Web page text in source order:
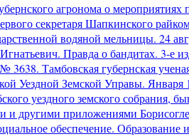
агронома о
секретаря Шапкинского
водяной мельницы. 24
Правда о бандитах. 3-е
3638. Тамбовская губернская
Уездной Земской Управы. Января
уездного земского собрания,
другими приложениями
обеспечение. Образование